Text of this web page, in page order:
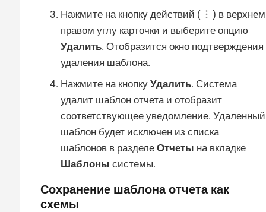
Нажмите на кнопку действий (
) в верхнем
правом углу карточки и выберите опцию
Удалить. Отобразится окно подтверждения
удаления шаблона.
Нажмите на кнопку Удалить. Система
удалит шаблон отчета и отобразит
соответствующее уведомление. Удаленный
шаблон будет исключен из списка
шаблонов в разделе Отчеты на вкладке
Шаблоны системы.
Сохранение шаблона отчета как
схемы